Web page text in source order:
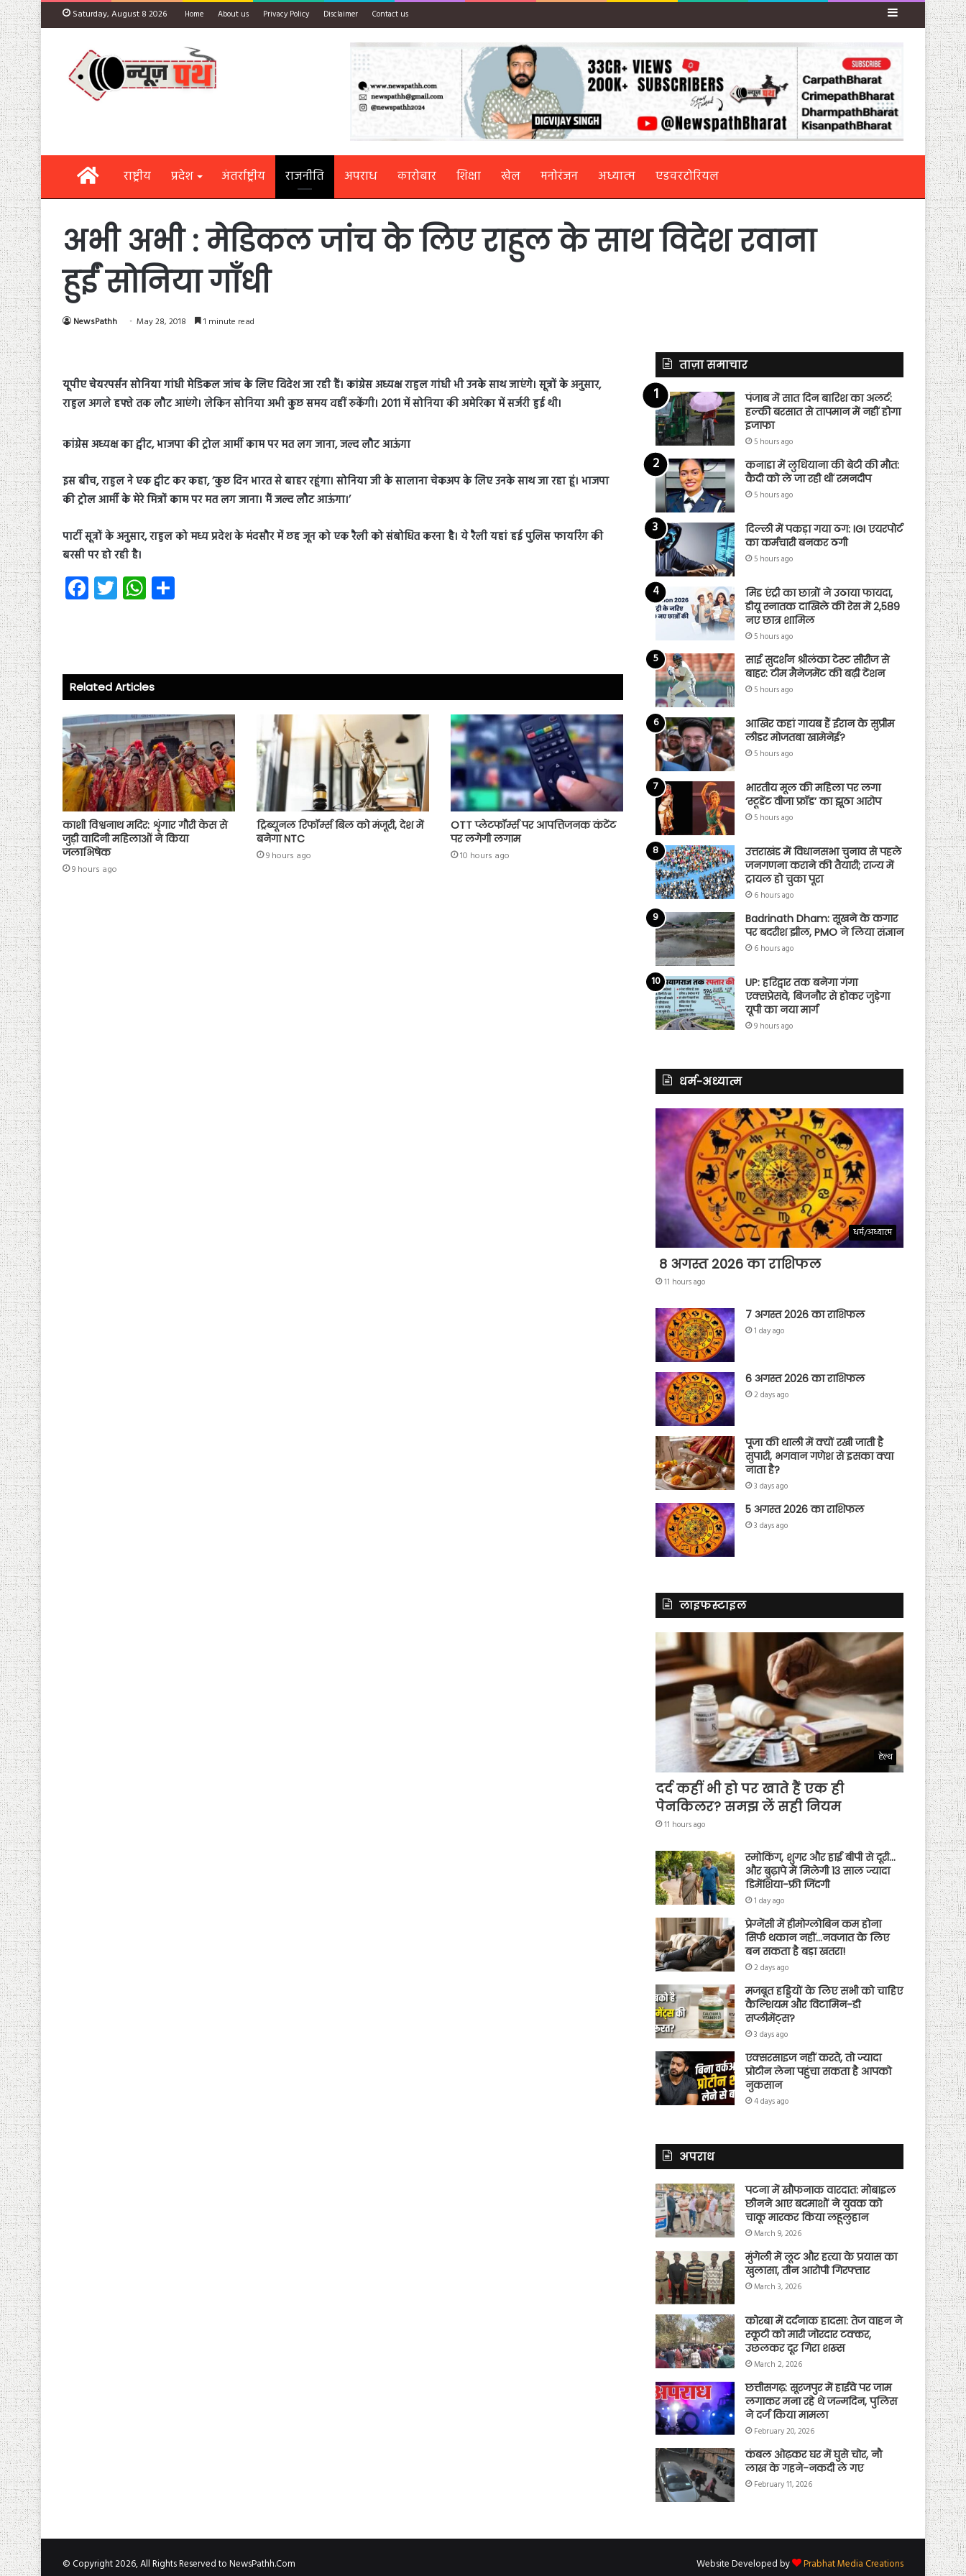
Saturday, August 8 2026 Home About us Privacy Policy Disclaimer Contact us Sidebar
Homeराष्ट्रीय प्रदेश अंतर्राष्ट्रीय राजनीति अपराध कारोबार शिक्षा खेल मनोरंजन अध्यात्म एडवरटोरियल
अभी अभी : मेडिकल जांच के लिए राहुल के साथ विदेश रवाना
हुईं सोनिया गाँधी
NewsPathh May 28, 2018 1 minute read
यूपीए चेयरपर्सन सोनिया गांधी मेडिकल जांच के लिए विदेश जा रही हैं। कांग्रेस अध्यक्ष राहुल गांधी भी उनके साथ जाएंगे। सूत्रों के अनुसार,
राहुल अगले हफ्ते तक लौट आएंगे। लेकिन सोनिया अभी कुछ समय वहीं रुकेंगी। 2011 में सोनिया की अमेरिका में सर्जरी हुई थी।
कांग्रेस अध्यक्ष का ट्वीट, भाजपा की ट्रोल आर्मी काम पर मत लग जाना, जल्द लौट आऊंगा
इस बीच, राहुल ने एक ट्वीट कर कहा, ‘कुछ दिन भारत से बाहर रहूंगा। सोनिया जी के सालाना चेकअप के लिए उनके साथ जा रहा हूं। भाजपा
की ट्रोल आर्मी के मेरे मित्रों काम पर मत लग जाना। मैं जल्द लौट आऊंगा।’
पार्टी सूत्रों के अनुसार, राहुल को मध्य प्रदेश के मंदसौर में छह जून को एक रैली को संबोधित करना है। ये रैली यहां हई पुलिस फायरिंग की
बरसी पर हो रही है।
Fa
ce
ok
T
wi
W
ha
p
p
Related Articles
काशी विश्वनाथ मदिर: शृंगार गौरी केस से
जुड़ी वादिनी महिलाओं ने किया
जलाभिषेक
9 hours ago
ट्रिब्यूनल रिफॉर्म्स बिल को मंजूरी, देश में
बनेगा NTC
9 hours ago
OTT प्लेटफॉर्म्स पर आपत्तिजनक कंटेंट
पर लगेगी लगाम
10 hours ago
ताज़ा समाचार
पंजाब में सात दिन बारिश का अलर्ट:
हल्की बरसात से तापमान में नहीं होगा
इजाफा
5 hours ago
कनाडा में लुधियाना की बेटी की माैत:
कैदी को ले जा रही थीं रमनदीप
5 hours ago
दिल्ली में पकड़ा गया ठग: IGI एयरपोर्ट
का कर्मचारी बनकर ठगी
5 hours ago
मिड एंट्री का छात्रों ने उठाया फायदा,
डीयू स्नातक दाखिले की रेस में 2,589
नए छात्र शामिल
5 hours ago
साई सुदर्शन श्रीलंका टेस्ट सीरीज से
बाहर: टीम मैनेजमेंट की बढ़ी टेंशन
5 hours ago
आखिर कहां गायब हैं ईरान के सुप्रीम
लीडर मोजतबा खामेनेई?
5 hours ago
भारतीय मूल की महिला पर लगा
‘स्टूडेंट वीजा फ्रॉड’ का झूठा आरोप
5 hours ago
उत्तराखंड में विधानसभा चुनाव से पहले
जनगणना कराने की तैयारी; राज्य में
ट्रायल हो चुका पूरा
6 hours ago
Badrinath Dham: सूखने के कगार
पर बदरीश झील, PMO ने लिया संज्ञान
6 hours ago
UP: हरिद्वार तक बनेगा गंगा
एक्सप्रेसवे, बिजनौर से होकर जुड़ेगा
यूपी का नया मार्ग
9 hours ago
धर्म-अध्यात्म
धर्म/अध्यात्म
8 अगस्त 2026 का राशिफल
11 hours ago
7 अगस्त 2026 का राशिफल
1 day ago
6 अगस्त 2026 का राशिफल
2 days ago
पूजा की थाली में क्यों रखी जाती है
सुपारी, भगवान गणेश से इसका क्या
नाता है?
3 days ago
5 अगस्त 2026 का राशिफल
3 days ago
लाइफस्टाइल
हेल्थ
दर्द कहीं भी हो पर खाते हैं एक ही
पेनकिलर? समझ लें सही नियम
11 hours ago
स्मोकिंग, शुगर और हाई बीपी से दूरी…
और बुढ़ापे में मिलेगी 13 साल ज्यादा
डिमेंशिया-फ्री जिंदगी
1 day ago
प्रेग्नेंसी में हीमोग्लोबिन कम होना
सिर्फ थकान नहीं…नवजात के लिए
बन सकता है बड़ा खतरा!
2 days ago
मजबूत हड्डियों के लिए सभी को चाहिए
कैल्शियम और विटामिन-डी
सप्लीमेंट्स?
3 days ago
एक्सरसाइज नहीं करते, तो ज्यादा
प्रोटीन लेना पहुंचा सकता है आपको
नुकसान
4 days ago
अपराध
पटना में खौफनाक वारदात: मोबाइल
छीनने आए बदमाशों ने युवक को
चाकू मारकर किया लहूलुहान
March 9, 2026
मुंगेली में लूट और हत्या के प्रयास का
खुलासा, तीन आरोपी गिरफ्तार
March 3, 2026
कोरबा में दर्दनाक हादसा: तेज वाहन ने
स्कूटी को मारी जोरदार टक्कर,
उछलकर दूर गिरा शख्स
March 2, 2026
छत्तीसगढ़: सूरजपुर में हाईवे पर जाम
लगाकर मना रहे थे जन्मदिन, पुलिस
ने दर्ज किया मामला
February 20, 2026
कंबल ओढ़कर घर में घुसे चोर, नौ
लाख के गहने-नकदी ले गए
February 11, 2026
© Copyright 2026, All Rights Reserved to NewsPathh.Com Website Developed by Prabhat Media Creations